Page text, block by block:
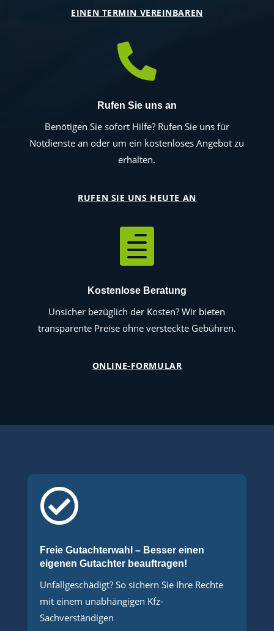
EINEN TERMIN VEREINBAREN

Rufen Sie uns an
Benötigen Sie sofort Hilfe? Rufen Sie uns für
Notdienste an oder um ein kostenloses Angebot zu
erhalten.
RUFEN SIE UNS HEUTE AN

Kostenlose Beratung
Unsicher bezüglich der Kosten? Wir bieten
transparente Preise ohne versteckte Gebühren.
ONLINE-FORMULAR

Freie Gutachterwahl – Besser einen
eigenen Gutachter beauftragen!
Unfallgeschädigt? So sichern Sie Ihre Rechte
mit einem unabhängigen Kfz-
Sachverständigen